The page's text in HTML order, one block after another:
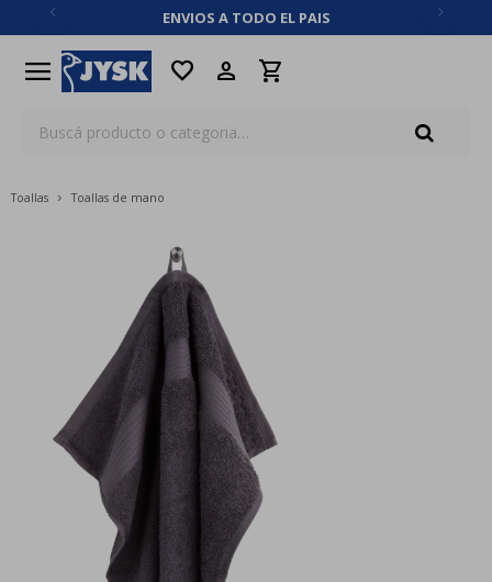
ENVIOS A TODO EL PAIS
menu favorite
Toallas Toallas de mano
close